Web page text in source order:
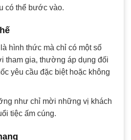
có thể bước vào.
hình thức mà chỉ có một số
tham gia, thường áp dụng đối
yêu cầu đặc biệt hoặc không
như chỉ mời những vị khách
tiệc ấm cúng.